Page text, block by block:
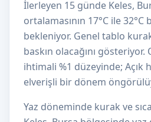
İlerleyen 15 günde Keles,
ortalamasının 17°C ile 32°C
bekleniyor. Genel tablo
baskın olacağını gösteriyor.
ihtimali %1 düzeyinde; Açık
elverişli bir dönem
Yaz döneminde kurak ve